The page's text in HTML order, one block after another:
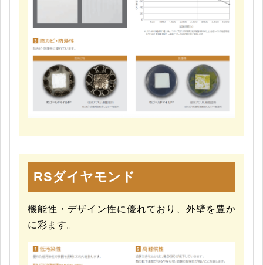
RSダイヤモンド
機能性・デザイン性に優れており、外壁を豊か
に彩ます。